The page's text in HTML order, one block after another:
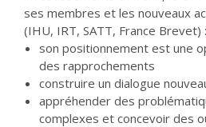
ses membres et les nouveaux
(IHU, IRT, SATT, France Brevet) :
son positionnement est une
des rapprochements
construire un dialogue
appréhender des
complexes et concevoir des